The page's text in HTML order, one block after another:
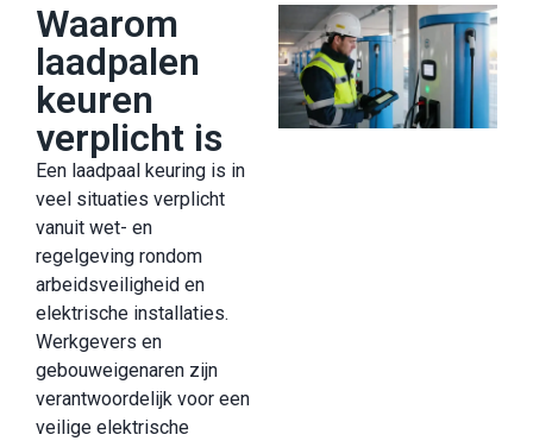
Waarom
laadpalen
keuren
verplicht is
Een laadpaal keuring is in
veel situaties verplicht
vanuit wet- en
regelgeving rondom
arbeidsveiligheid en
elektrische installaties.
Werkgevers en
gebouweigenaren zijn
verantwoordelijk voor een
veilige elektrische